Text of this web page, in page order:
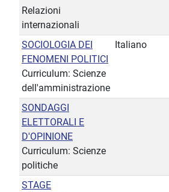
Relazioni
internazionali
SOCIOLOGIA DEI
FENOMENI POLITICI
Curriculum: Scienze
dell'amministrazione
Italiano
SONDAGGI
ELETTORALI E
D'OPINIONE
Curriculum: Scienze
politiche
STAGE